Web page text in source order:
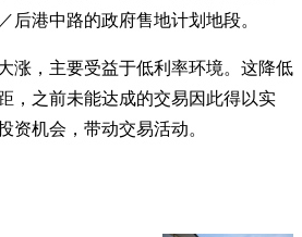
后港中路的政府售地计划地段。
涨，主要受益于低利率环境。这降低
，之前未能达成的交易因此得以实
资机会，带动交易活动。